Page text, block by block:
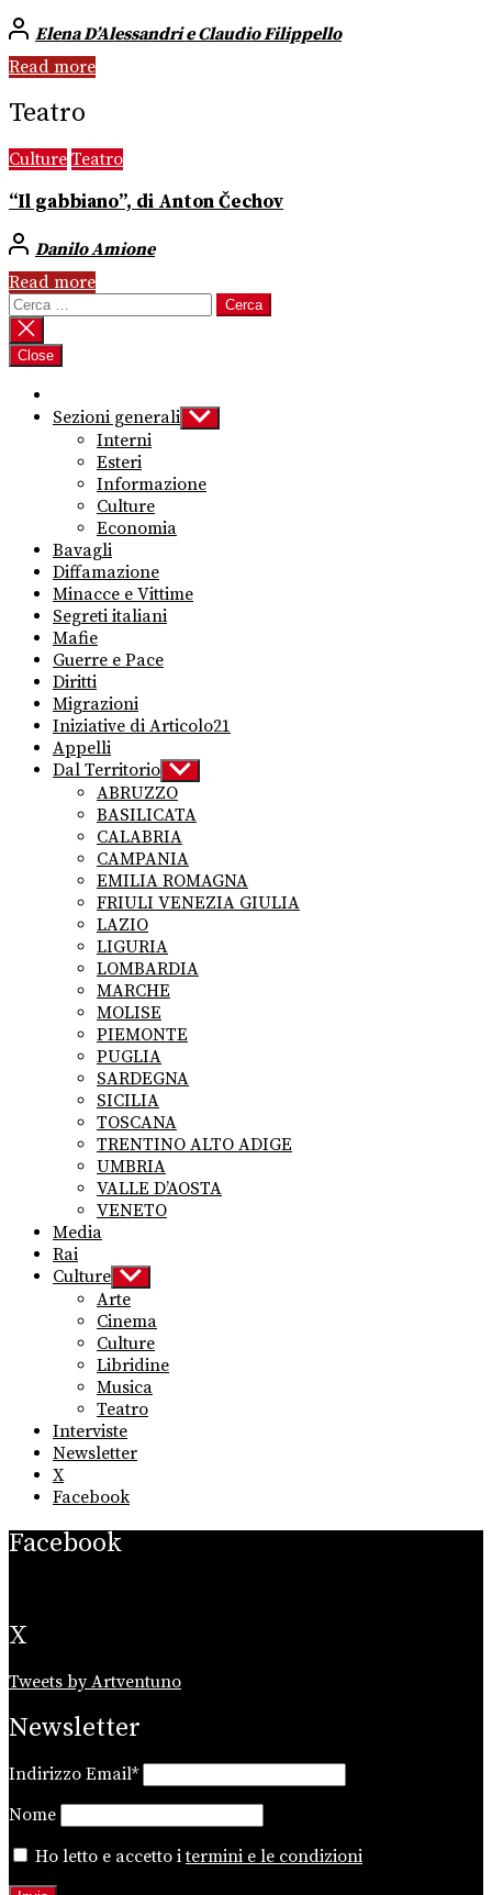
Elena D’Alessandri e Claudio Filippello
Read more
Teatro
Culture Teatro
“Il gabbiano”, di Anton Čechov
Danilo Amione
Read more
Ricerca
per:
Close
Sezioni generali Show
sub
Interni
Esteri
Informazione
Culture
Economia
Bavagli
Diffamazione
Minacce e Vittime
Segreti italiani
Mafie
Guerre e Pace
Diritti
Migrazioni
Iniziative di Articolo21
Appelli
Dal Territorio Show
sub
menu
ABRUZZO
BASILICATA
CALABRIA
CAMPANIA
EMILIA ROMAGNA
FRIULI VENEZIA GIULIA
LAZIO
LIGURIA
LOMBARDIA
MARCHE
MOLISE
PIEMONTE
PUGLIA
SARDEGNA
SICILIA
TOSCANA
TRENTINO ALTO ADIGE
UMBRIA
VALLE D’AOSTA
VENETO
Media
Rai
Culture Show
sub
menu
Arte
Cinema
Culture
Libridine
Musica
Teatro
Interviste
Newsletter
X
Facebook
Facebook
X
Tweets by Artventuno
Newsletter
Indirizzo Email*
Nome
Ho letto e accetto itermini e le condizioni